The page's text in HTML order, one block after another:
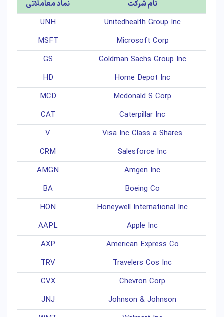
نام شرکت
نماد معاملاتی
Unitedhealth Group Inc
UNH
Microsoft Corp
MSFT
Goldman Sachs Group Inc
GS
Home Depot Inc
HD
Mcdonald S Corp
MCD
Caterpillar Inc
CAT
Visa Inc Class a Shares
V
Salesforce Inc
CRM
Amgen Inc
AMGN
Boeing Co
BA
Honeywell International Inc
HON
Apple Inc
AAPL
American Express Co
AXP
Travelers Cos Inc
TRV
Chevron Corp
CVX
Johnson & Johnson
JNJ